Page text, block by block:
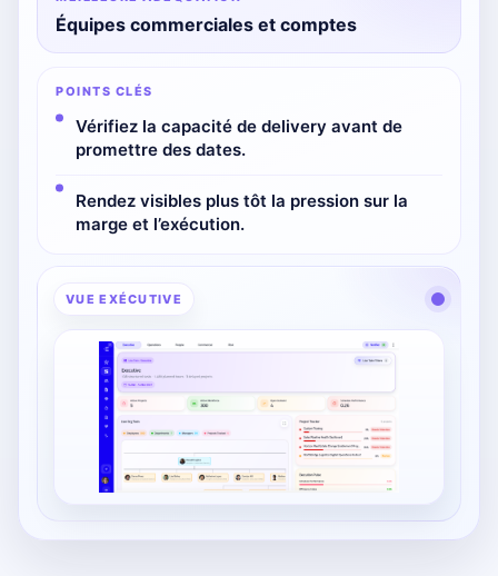
Équipes commerciales et comptes
POINTS CLÉS
Vérifiez la capacité de delivery avant de
promettre des dates.
Rendez visibles plus tôt la pression sur la
marge et l’exécution.
VUE EXÉCUTIVE